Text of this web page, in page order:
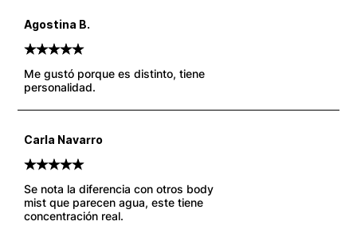
Agostina B.
Valorado5sobre 5 basado en
5
Me gustó porque es distinto, tiene
personalidad.
Carla Navarro
Valorado5sobre 5 basado en
5
Se nota la diferencia con otros body
mist que parecen agua, este tiene
concentración real.